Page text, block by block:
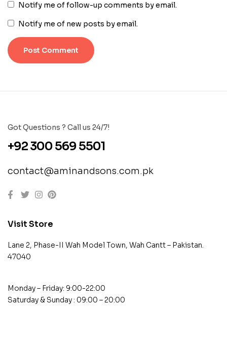
Notify me of follow-up comments by email.
Notify me of new posts by email.
Got Questions ? Call us 24/7!
+92 300 569 5501
contact@aminandsons.com.pk
Visit Store
Lane 2, Phase-II Wah Model Town, Wah Cantt – Pakistan.
47040
Monday – Friday: 9:00-22:00
Saturday & Sunday : 09:00 – 20:00